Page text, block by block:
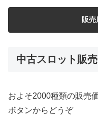
販売
中古スロット販
およそ2000種類の販売
ボタンからどうぞ